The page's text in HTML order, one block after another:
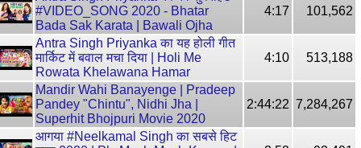
#VIDEO_SONG 2020 - Bhatar
Bada Sak Karata | Bawali Ojha
4:17 101,562
Antra Singh Priyanka का यह होली गीत
मार्किट में बवाल मचा दिया | Holi Me
Rowata Khelawana Hamar
4:10 513,188
Mandir Wahi Banayenge | Pradeep
Pandey "Chintu", Nidhi Jha |
Superhit Bhojpuri Movie 2020
2:44:22 7,284,267
आगया #Neelkamal Singh का सबसे हिट